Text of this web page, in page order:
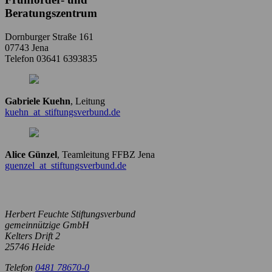
Beratungszentrum
Dornburger Straße 161
07743 Jena
Telefon 03641 6393835
Gabriele Kuehn, Leitung
kuehn _at_ stiftungsverbund.de
Alice Günzel, Teamleitung FFBZ Jena
guenzel _at_ stiftungsverbund.de
Herbert Feuchte Stiftungsverbund
gemeinnützige GmbH
Kelters Drift 2
25746 Heide
Telefon 0481 78670-0